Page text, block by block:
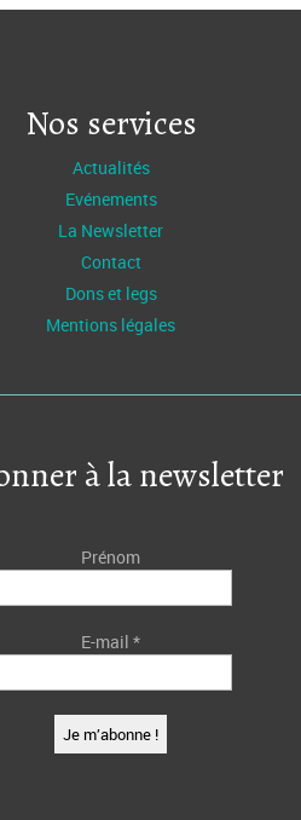
Nos services
Actualités
Evénements
La Newsletter
Contact
Dons et legs
Mentions légales
à la newsletter
Prénom
E-mail*